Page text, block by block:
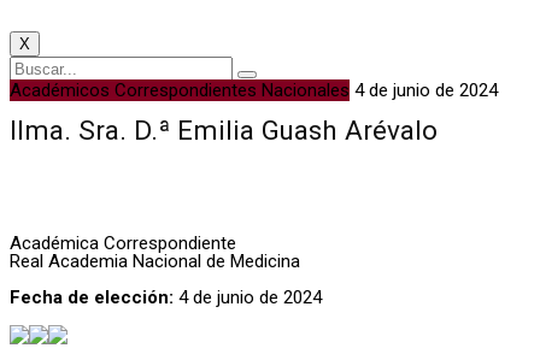
X
Académicos Correspondientes Nacionales 4 de junio de 2024
Ilma. Sra. D.ª Emilia Guash Arévalo
Académica Correspondiente
Real Academia Nacional de Medicina
Fecha de elección: 4 de junio de 2024